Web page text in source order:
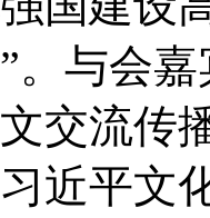
。与会
交流传
近平文